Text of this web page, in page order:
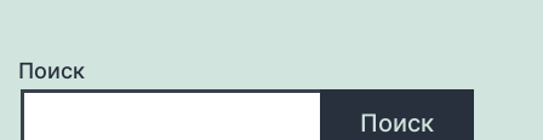
Поиск
Поиск